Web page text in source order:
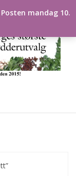
mandag 10.